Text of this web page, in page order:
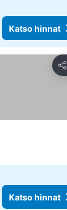
Katso hinnat
Jaa
Katso hinnat